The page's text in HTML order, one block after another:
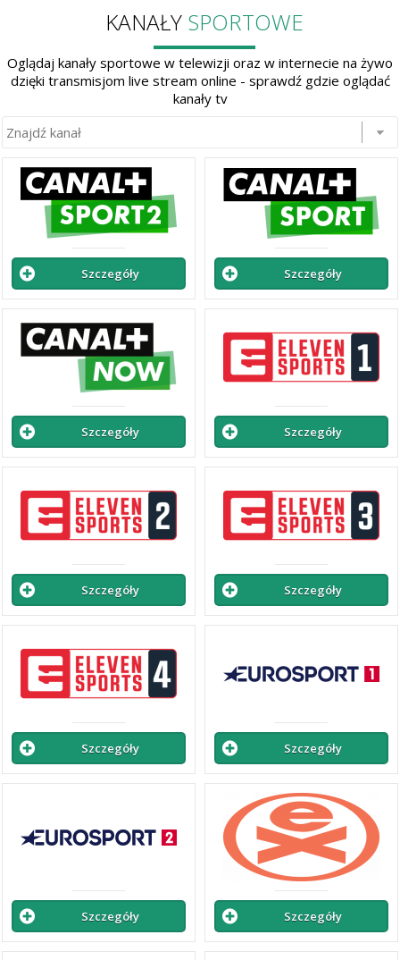
KANAŁY SPORTOWE
Oglądaj kanały sportowe w telewizji oraz w internecie na żywo
dzięki transmisjom live stream online - sprawdź gdzie oglądać
kanały tv
Szczegóły Szczegóły
Szczegóły Szczegóły
Szczegóły Szczegóły
Szczegóły Szczegóły
Szczegóły Szczegóły